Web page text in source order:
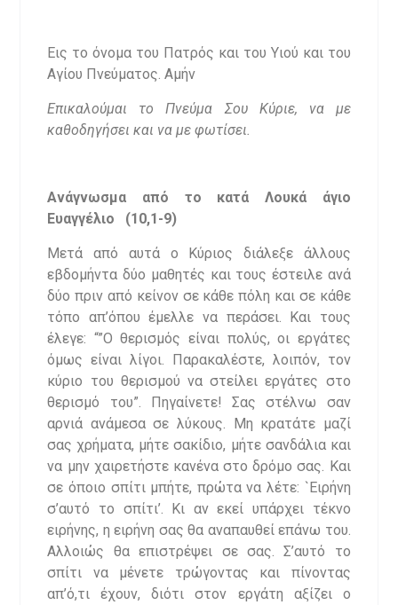
Εις το όνομα του Πατρός και του Υιού και του
Αγίου Πνεύματος. Αμήν
Επικαλούμαι το Πνεύμα Σου Κύριε, να με
καθοδηγήσει και να με φωτίσει.
Ανάγνωσμα από το κατά Λουκά άγιο
Ευαγγέλιο (10,1-9)
Μετά από αυτά ο Κύριος διάλεξε άλλους
εβδομήντα δύο μαθητές και τους έστειλε ανά
δύο πριν από κείνον σε κάθε πόλη και σε κάθε
τόπο απ’όπου έμελλε να περάσει. Και τους
έλεγε: “”Ο θερισμός είναι πολύς, οι εργάτες
όμως είναι λίγοι. Παρακαλέστε, λοιπόν, τον
κύριο του θερισμού να στείλει εργάτες στο
θερισμό του”. Πηγαίνετε! Σας στέλνω σαν
αρνιά ανάμεσα σε λύκους. Μη κρατάτε μαζί
σας χρήματα, μήτε σακίδιο, μήτε σανδάλια και
να μην χαιρετήστε κανένα στο δρόμο σας. Και
σε όποιο σπίτι μπήτε, πρώτα να λέτε: `Ειρήνη
σ’αυτό το σπίτι’. Κι αν εκεί υπάρχει τέκνο
ειρήνης, η ειρήνη σας θα αναπαυθεί επάνω του.
Αλλοιώς θα επιστρέψει σε σας. Σ’αυτό το
σπίτι να μένετε τρώγοντας και πίνοντας
απ’ό,τι έχουν, διότι στον εργάτη αξίζει ο